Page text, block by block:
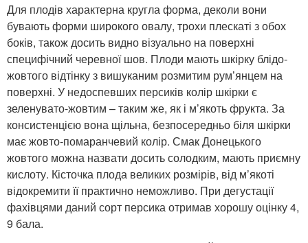
Для плодів характерна кругла форма, деколи вони
бувають форми широкого овалу, трохи плескаті з обох
боків, також досить видно візуально на поверхні
специфічний черевної шов. Плоди мають шкірку блідо-
жовтого відтінку з вишуканим розмитим рум’янцем на
поверхні. У недоспевших персиків колір шкірки є
зеленувато-жовтим – таким же, як і м’якоть фрукта. За
консистенцією вона щільна, безпосередньо біля шкірки
має жовто-помаранчевий колір. Смак Донецького
жовтого можна назвати досить солодким, мають приємну
кислоту. Кісточка плода великих розмірів, від м’якоті
відокремити її практично неможливо. При дегустації
фахівцями даний сорт персика отримав хорошу оцінку 4,
9 бала.